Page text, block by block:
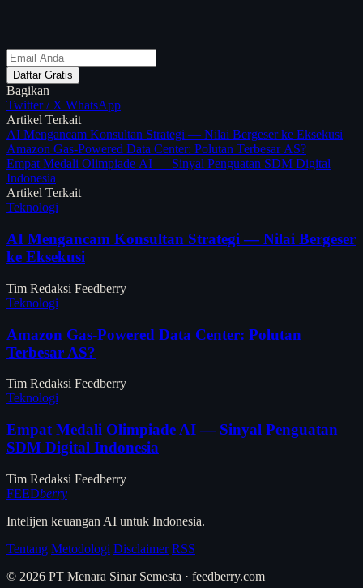
Daftar Gratis
Bagikan
Twitter / X WhatsApp
Artikel Terkait
AI Mengancam Konsultan Strategi — Nilai Bergeser ke Eksekusi
Amazon Gas-Powered Data Center: Polutan Terbesar AS?
Empat Medali Olimpiade AI — Sinyal Penguatan SDM Digital
Indonesia
Artikel Terkait
Teknologi
AI Mengancam Konsultan Strategi — Nilai Bergeser
ke Eksekusi
Tim Redaksi Feedberry
Teknologi
Amazon Gas-Powered Data Center: Polutan
Terbesar AS?
Tim Redaksi Feedberry
Teknologi
Empat Medali Olimpiade AI — Sinyal Penguatan
SDM Digital Indonesia
Tim Redaksi Feedberry
FEEDberry
Intelijen keuangan AI untuk Indonesia.
Tentang Metodologi Disclaimer RSS
© 2026 PT Menara Sinar Semesta · feedberry.com